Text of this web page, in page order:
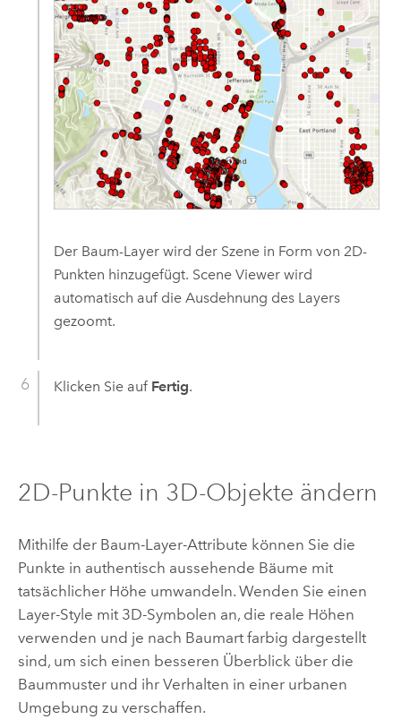
Der Baum-Layer wird der Szene in Form von 2D-
Punkten hinzugefügt. Scene Viewerwird
automatisch auf die Ausdehnung des Layers
gezoomt.
Klicken Sie auf Fertig.
2D-Punkte in 3D-Objekte ändern
Mithilfe der Baum-Layer-Attribute können Sie die
Punkte in authentisch aussehende Bäume mit
tatsächlicher Höhe umwandeln. Wenden Sie einen
Layer-Style mit 3D-Symbolen an, die reale Höhen
verwenden und je nach Baumart farbig dargestellt
sind, um sich einen besseren Überblick über die
Baummuster und ihr Verhalten in einer urbanen
Umgebung zu verschaffen.